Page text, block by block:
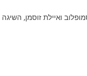
ואיילת זוסמן,